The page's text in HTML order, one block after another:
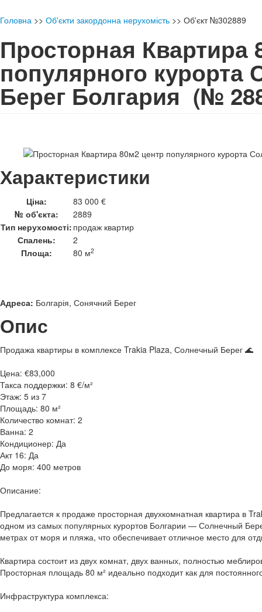
Головна >> Об'єкти закордонна нерухомість >> Об'єкт №302889
Просторная Квартира
популярного курорта
Берег Болгария (№
Характеристики
Ціна:
83 000 €
№ об'єкта:
2889
Тип нерухомості: продаж квартир
Спалень:
2
Площа:
80 м2
Адреса: Болгарія, Сонячний Берег
Опис
Продажа квартиры в комплексе Trakia Plaza, Солнечный Берег 🌊
Цена: €83,000
Такса поддержки: 8 €/м²
Этаж: 5 из 7
Площадь: 80 м²
Количество комнат: 2
Ванна: 2
Кондиционер: Да
Акт 16: Да
До моря: 400 метров
Описание:
Предлагается к продаже просторная двухкомнатная квартира в
одном из самых популярных курортов Болгарии — Солнечный
метрах от моря и пляжа, что обеспечивает отличное место для
Квартира состоит из двух комнат, двух ванных, полностью
Просторная площадь 80 м² идеально подходит как для
Инфраструктура комплекса: